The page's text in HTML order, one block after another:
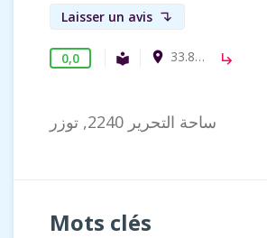
Laisser un avis subdirectory_arrow_left
0,0 local_library Bibliothèque publique
room 33.870152, 7.884190 subdirectory_arrow_right
ساحة التحرير 2240, توزر
Mots clés